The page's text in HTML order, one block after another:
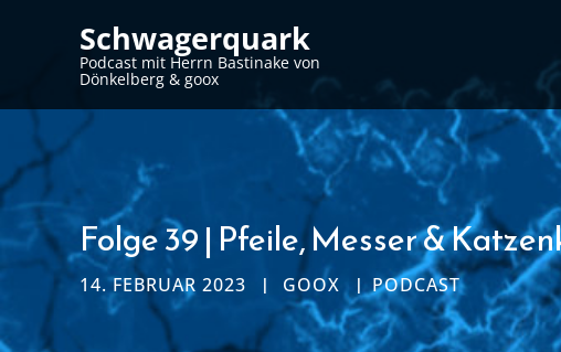
Schwagerquark
Podcast mit Herrn Bastinake von
Dönkelberg & goox
Folge 39 | Pfeile, Messer &
14. FEBRUAR 2023 GOOX PODCAST